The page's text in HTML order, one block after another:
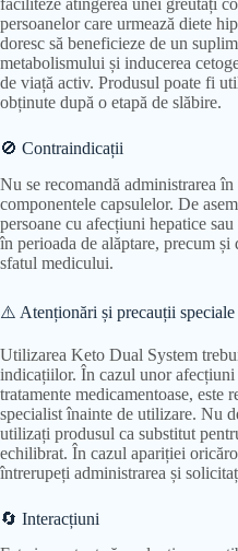
faciliteze atingerea unei greutăți
persoanelor care urmează diete
doresc să beneficieze de un
metabolismului și inducerea
de viață activ. Produsul poate fi
obținute după o etapă de slăbire.
🚫 Contraindicații
Nu se recomandă administrarea
componentele capsulelor. De
persoane cu afecțiuni hepatice
în perioada de alăptare, precum
sfatul medicului.
⚠️ Atenționări și precauții speciale
Utilizarea Keto Dual System
indicațiilor. În cazul unor afecțiuni
tratamente medicamentoase, este
specialist înainte de utilizare. Nu
utilizați produsul ca substitut
echilibrat. În cazul apariției
întrerupeți administrarea și
🔄 Interacțiuni